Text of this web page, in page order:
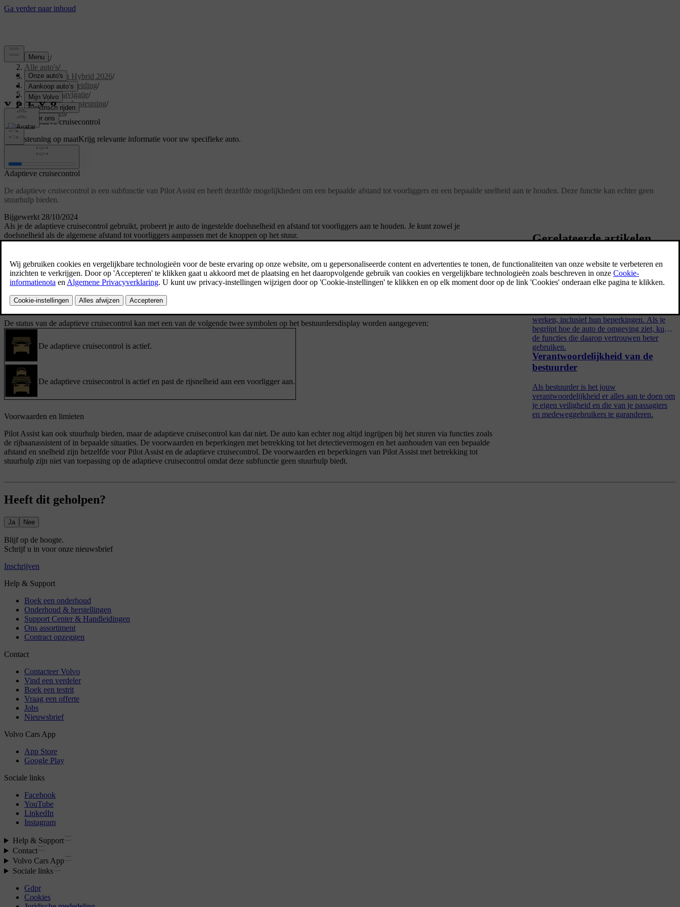
Support/
Alle auto's/
XC60 Plug-in Hybrid 2026/
Gebruikershandleiding/
Rijhulp en navigatie/
Rijden met ondersteuning/
Pilot Assist/
Adaptieve cruisecontrol
Ondersteuning op maatKrijg relevante informatie voor uw specifieke auto.
Bijgewerkt 28/10/2024
Adaptieve cruisecontrol
De adaptieve cruisecontrol is een subfunctie van Pilot Assist en heeft dezelfde mogelijkheden om een bepaalde afstand tot voorliggers en een bepaalde snelheid aan te houden. Deze functie kan echter geen
stuurhulp bieden.
Als je de adaptieve cruisecontrol gebruikt, probeert je auto de ingestelde doelsnelheid en afstand tot voorliggers aan te houden. Je kunt zowel je
doelsnelheid als de algemene afstand tot voorliggers aanpassen met de knoppen op het stuur.
Assist-knop
op het stuurwiel.
het stuurwiel.
De status van de adaptieve cruisecontrol kan met een van de volgende twee symbolen op het bestuurdersdisplay worden aangegeven:
De adaptieve cruisecontrol is actief.
De adaptieve cruisecontrol is actief en past de rijsnelheid aan een voorligger aan.
Voorwaarden en limieten
Pilot Assist kan ook stuurhulp bieden, maar de adaptieve cruisecontrol kan dat niet. De auto kan echter nog altijd ingrijpen bij het sturen via functies zoals
de rijbaanassistent of in bepaalde situaties. De voorwaarden en beperkingen met betrekking tot het detectievermogen en het aanhouden van een bepaalde
afstand en snelheid zijn hetzelfde voor Pilot Assist en de adaptieve cruisecontrol. De voorwaarden en beperkingen van Pilot Assist met betrekking tot
stuurhulp zijn niet van toepassing op de adaptieve cruisecontrol omdat deze subfunctie geen stuurhulp biedt.
Gerelateerde artikelen
Detectie van de omgeving en
verkeer
werken, inclusief hun beperkingen. Als je
begrijpt hoe de auto de omgeving ziet, kun je
de functies die daarop vertrouwen beter
gebruiken.
Verantwoordelijkheid van de
bestuurder
Als bestuurder is het jouw
verantwoordelijkheid er alles aan te doen om
je eigen veiligheid en die van je passagiers
en medeweggebruikers te garanderen.
Heeft dit geholpen?
Ja Nee